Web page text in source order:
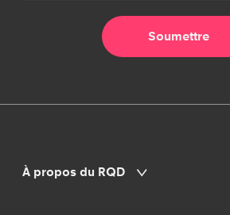
À propos du RQD